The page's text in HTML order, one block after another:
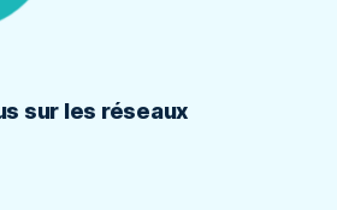
sur les réseaux